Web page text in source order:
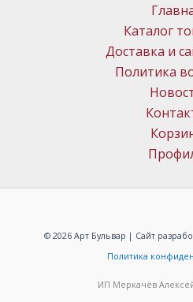
Каталог
Доставка и
Политика
© 2026 Арт Бульвар | Сайт
Политика
ИП Меркачёв